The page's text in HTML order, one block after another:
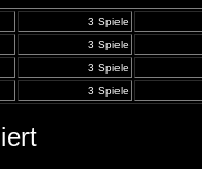
3 Spiele
3 Spiele
3 Spiele
3 Spiele